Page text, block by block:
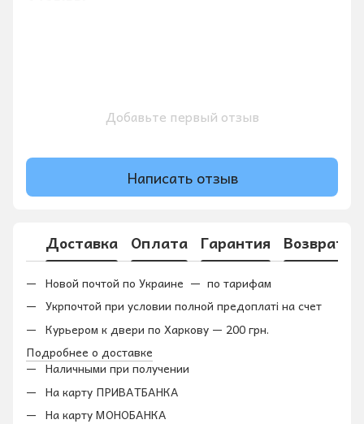
Добавьте первый отзыв
Написать отзыв
Доставка Оплата Гарантия Возврат
Новой почтой по Украине — по тарифам
Укрпочтой при условии полной предоплаті на счет
Курьером к двери по Харкову — 200 грн.
Подробнее о доставке
Наличными при получении
На карту ПРИВАТБАНКА
На карту МОНОБАНКА